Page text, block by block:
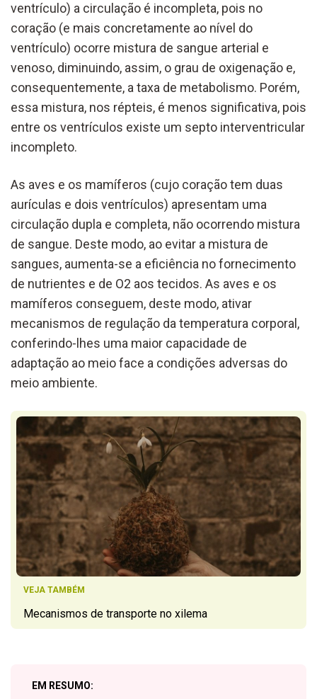
ventrículo) a circulação é incompleta, pois no
coração (e mais concretamente ao nível do
ventrículo) ocorre mistura de sangue arterial e
venoso, diminuindo, assim, o grau de oxigenação e,
consequentemente, a taxa de metabolismo. Porém,
essa mistura, nos répteis, é menos significativa, pois
entre os ventrículos existe um septo interventricular
incompleto.
As aves e os mamíferos (cujo coração tem duas
aurículas e dois ventrículos) apresentam uma
circulação dupla e completa, não ocorrendo mistura
de sangue. Deste modo, ao evitar a mistura de
sangues, aumenta-se a eficiência no fornecimento
de nutrientes e de O2 aos tecidos. As aves e os
mamíferos conseguem, deste modo, ativar
mecanismos de regulação da temperatura corporal,
conferindo-lhes uma maior capacidade de
adaptação ao meio face a condições adversas do
meio ambiente.
VEJA TAMBÉM
Mecanismos de transporte no xilema
EM RESUMO: